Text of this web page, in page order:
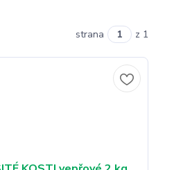
strana z 1